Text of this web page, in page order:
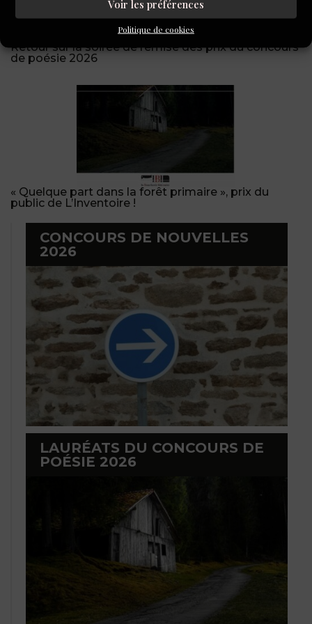
Voir les préférences
Politique de cookies
Retour sur la soirée de remise des prix du concours
de poésie 2026
« Quelque part dans la forêt primaire », prix du
public de L’Inventoire !
CONCOURS DE NOUVELLES
2026
LAURÉATS DU CONCOURS DE
POÉSIE 2026